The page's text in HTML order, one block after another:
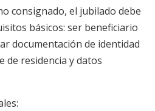
consignado, el jubilado debe
básicos: ser beneficiario
documentación de identidad
de residencia y datos